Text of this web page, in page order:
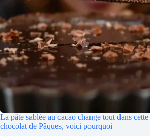
La pâte sablée au cacao change tout dans cette
chocolat de Pâques, voici pourquoi